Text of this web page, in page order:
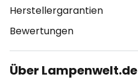
Herstellergarantien
Bewertungen
Über Lampenwelt.de